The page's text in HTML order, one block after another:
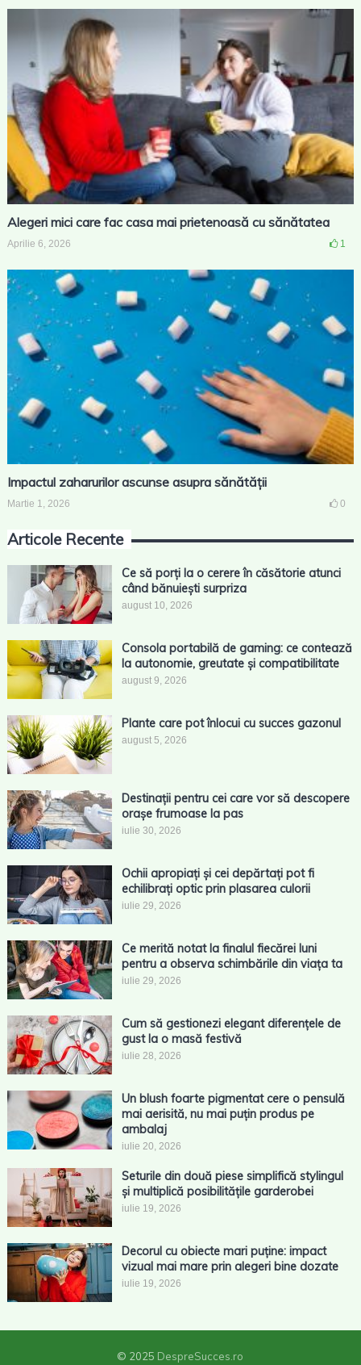
Alegeri mici care fac casa mai prietenoasă cu sănătatea
Aprilie 6, 2026 1
Impactul zaharurilor ascunse asupra sănătății
Martie 1, 2026 0
Articole Recente
Ce să porți la o cerere în căsătorie atunci
când bănuiești surpriza
august 10, 2026
Consola portabilă de gaming: ce contează
la autonomie, greutate și compatibilitate
august 9, 2026
Plante care pot înlocui cu succes gazonul
august 5, 2026
Destinații pentru cei care vor să descopere
orașe frumoase la pas
iulie 30, 2026
Ochii apropiați și cei depărtați pot fi
echilibrați optic prin plasarea culorii
iulie 29, 2026
Ce merită notat la finalul fiecărei luni
pentru a observa schimbările din viața ta
iulie 29, 2026
Cum să gestionezi elegant diferențele de
gust la o masă festivă
iulie 28, 2026
Un blush foarte pigmentat cere o pensulă
mai aerisită, nu mai puțin produs pe
ambalaj
iulie 20, 2026
Seturile din două piese simplifică stylingul
și multiplică posibilitățile garderobei
iulie 19, 2026
Decorul cu obiecte mari puține: impact
vizual mai mare prin alegeri bine dozate
iulie 19, 2026
© 2025 DespreSucces.ro